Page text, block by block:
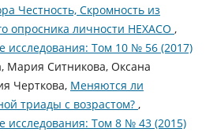
Честность, Скромность из
опросника личности HEXACO ,
исследования: Том 10 № 56 (2017)
Мария Ситникова, Оксана
Черткова, Меняются ли
триады с возрастом? ,
исследования: Том 8 № 43 (2015)